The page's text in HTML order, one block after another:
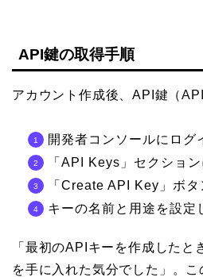
API鍵の取得手順
アカウント作成後、API鍵（
開発者コンソールにログ
「API Keys」セクショ
「Create API Key」ボタ
キーの名前と用途を設定
「最初のAPIキーを作成したと
を手に入れた気分でした」。